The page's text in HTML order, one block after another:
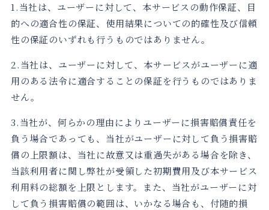
1.当社は、ユーザーに対して、本サービスの動作保証、目
的への適合性の保証、使用結果についての的確性及び信頼
性の保証のいずれも行うものではありません。
2.当社は、ユーザーに対して、本サービスがユーザーに適
用のある法令に適合することの保証を行うものではありま
せん。
3.当社が、何らかの理由によりユーザーに損害賠償責任を
負う場合であっても、当社がユーザーに対して負う損害賠
償の上限額は、当社に故意又は重過失がある場合を除き、
当該利用者に関し弊社が受領した初期費用及び本サービス
利用料の総額を上限とします。また、当社がユーザーに対
して負う損害賠償の範囲は、いかなる場合も、付随的損